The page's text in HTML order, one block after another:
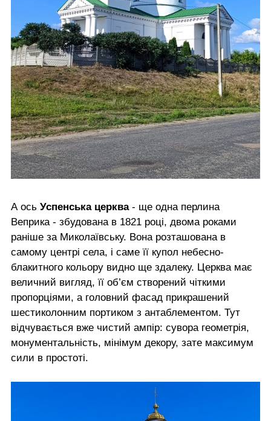
А ось Успенська церква- ще одна перлина
Веприка - збудована в 1821 році, двома роками
раніше за Миколаївську. Вона розташована в
самому центрі села, і саме її купол небесно-
блакитного кольору видно ще здалеку. Церква має
величний вигляд, її об’єм створений чіткими
пропорціями, а головний фасад прикрашений
шестиколонним портиком з антаблементом. Тут
відчувається вже чистий ампір: сувора геометрія,
монументальність, мінімум декору, зате максимум
сили в простоті.